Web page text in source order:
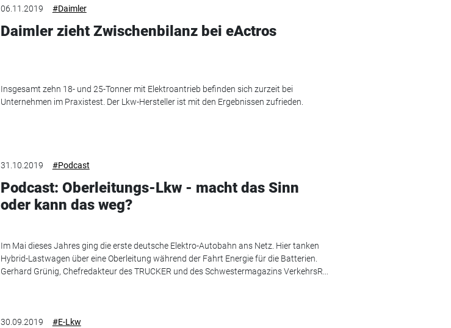
06.11.2019 #Daimler
Daimler zieht Zwischenbilanz bei eActros
Insgesamt zehn 18- und 25-Tonner mit Elektroantrieb befinden sich zurzeit bei
Unternehmen im Praxistest. Der Lkw-Hersteller ist mit den Ergebnissen zufrieden.
31.10.2019 #Podcast
Podcast: Oberleitungs-Lkw - macht das Sinn
oder kann das weg?
Im Mai dieses Jahres ging die erste deutsche Elektro-Autobahn ans Netz. Hier tanken
Hybrid-Lastwagen über eine Oberleitung während der Fahrt Energie für die Batterien.
Gerhard Grünig, Chefredakteur des TRUCKER und des Schwestermagazins VerkehrsR...
30.09.2019 #E-Lkw